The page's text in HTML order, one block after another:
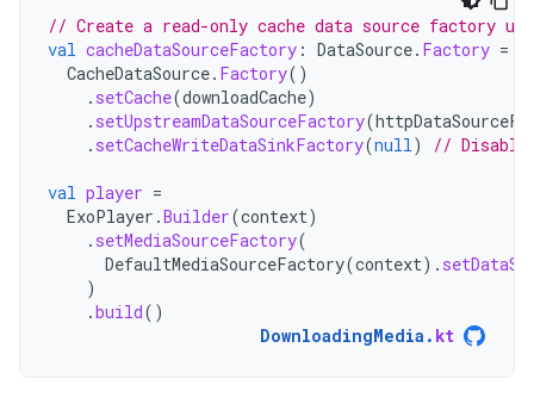
// Create a read-only cache data source factory
val cacheDataSourceFactory : DataSource. Factory =
CacheDataSource. Factory()
. setCache(downloadCache)
. setUpstreamDataSourceFactory(
. setCacheWriteDataSinkFactory(null ) //
val player =
ExoPlayer .Builder(context)
. setMediaSourceFactory(
DefaultMediaSourceFactory(context).
)
.build()
DownloadingMedia . kt